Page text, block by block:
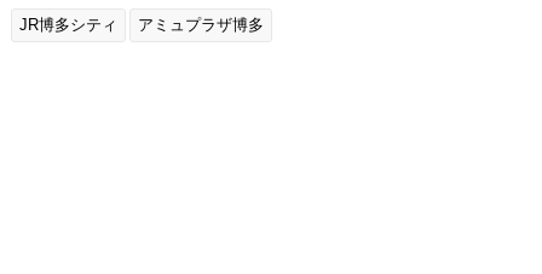
JR博多シティ アミュプラザ博多